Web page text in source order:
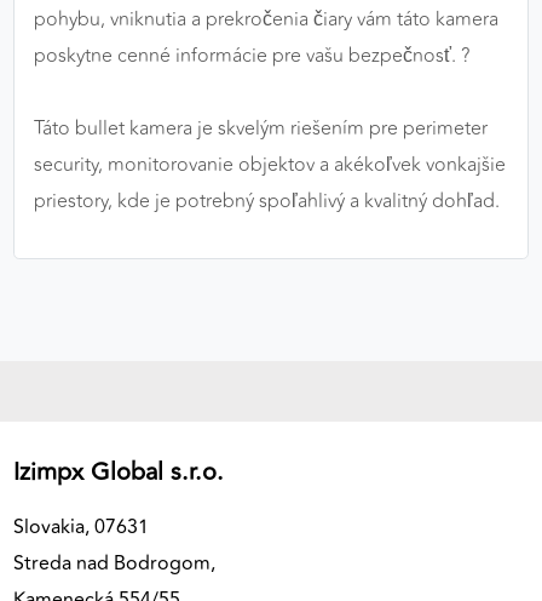
pohybu, vniknutia a prekročenia čiary vám táto kamera
poskytne cenné informácie pre vašu bezpečnosť. ?
Táto bullet kamera je skvelým riešením pre perimeter
security, monitorovanie objektov a akékoľvek vonkajšie
priestory, kde je potrebný spoľahlivý a kvalitný dohľad.
Izimpx Global s.r.o.
Slovakia, 07631
Streda nad Bodrogom,